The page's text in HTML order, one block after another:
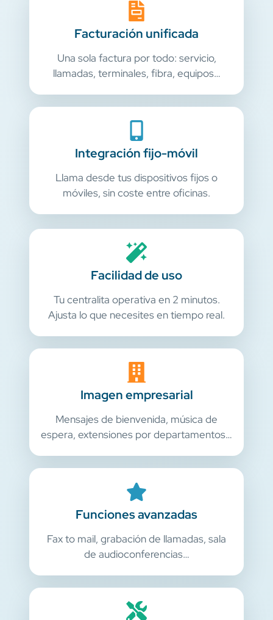
Facturación unificada
Una sola factura por todo: servicio,
llamadas, terminales, fibra, equipos…
Integración fijo-móvil
Llama desde tus dispositivos fijos o
móviles, sin coste entre oficinas.
Facilidad de uso
Tu centralita operativa en 2 minutos.
Ajusta lo que necesites en tiempo real.
Imagen empresarial
Mensajes de bienvenida, música de
espera, extensiones por departamentos…
Funciones avanzadas
Fax to mail, grabación de llamadas, sala
de audioconferencias…